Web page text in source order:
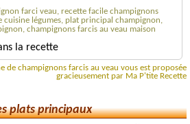
farci veau, recette facile champignons
cuisine légumes, plat principal champignon,
champignons farcis au veau maison
la recette
de champignons farcis au veau vous est proposée
gracieusement par Ma P'tite Recette
plats principaux